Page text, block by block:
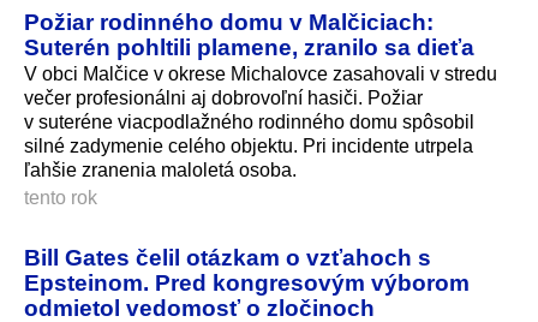
Požiar rodinného domu v Malčiciach:
Suterén pohltili plamene, zranilo sa dieťa
V obci Malčice v okrese Michalovce zasahovali v stredu
večer profesionálni aj dobrovoľní hasiči. Požiar
v suteréne viacpodlažného rodinného domu spôsobil
silné zadymenie celého objektu. Pri incidente utrpela
ľahšie zranenia maloletá osoba.
tento rok
Bill Gates čelil otázkam o vzťahoch s
Epsteinom. Pred kongresovým výborom
odmietol vedomosť o zločinoch